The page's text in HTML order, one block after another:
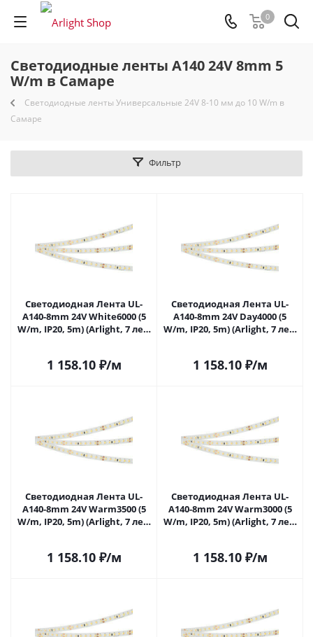
0
Светодиодные ленты A140 24V 8mm 5
W/m в Самаре
Светодиодные ленты Универсальные 24V 8-10 мм до 10 W/m в
Самаре
Фильтр
Светодиодная Лента UL-
A140-8mm 24V White6000 (5
W/m, IP20, 5m) (Arlight, 7 лет)
1 158.10₽/м
Светодиодная Лента UL-
A140-8mm 24V Day4000 (5
W/m, IP20, 5m) (Arlight, 7 лет)
1 158.10₽/м
Светодиодная Лента UL-
A140-8mm 24V Warm3500 (5
W/m, IP20, 5m) (Arlight, 7 лет)
1 158.10₽/м
Светодиодная Лента UL-
A140-8mm 24V Warm3000 (5
W/m, IP20, 5m) (Arlight, 7 лет)
1 158.10₽/м